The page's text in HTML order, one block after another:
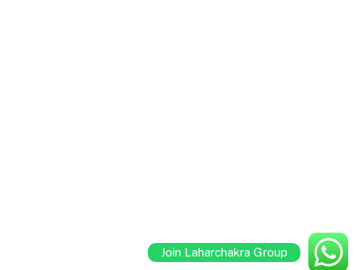
Join Laharchakra Group